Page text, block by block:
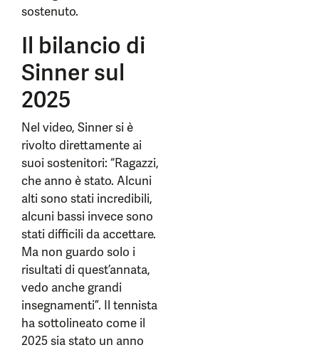
sostenuto.
Il bilancio di
Sinner sul
2025
Nel video, Sinner si è
rivolto direttamente ai
suoi sostenitori: “Ragazzi,
che anno è stato. Alcuni
alti sono stati incredibili,
alcuni bassi invece sono
stati difficili da accettare.
Ma non guardo solo i
risultati di quest’annata,
vedo anche grandi
insegnamenti”. Il tennista
ha sottolineato come il
2025 sia stato un anno